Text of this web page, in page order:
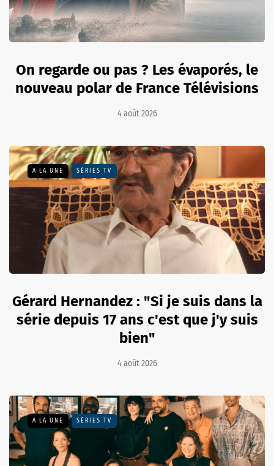
On regarde ou pas ? Les évaporés, le
nouveau polar de France Télévisions
4 août 2026
A LA UNE SÉRIES TV
Gérard Hernandez : "Si je suis dans la
série depuis 17 ans c'est que j'y suis
bien"
4 août 2026
A LA UNE SÉRIES TV